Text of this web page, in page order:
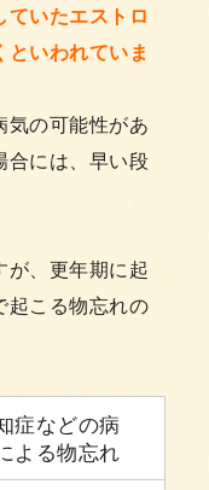
いたエストロ
いわれていま
気の可能性があ
合には、早い段
が、更年期に起
起こる物忘れの
症などの病
よる物忘れ